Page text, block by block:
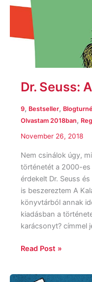
Dr. Seuss:
9, Bestseller, Blogturné
Olvastam 2018ban,
November 26, 2018
Nem csinálok úgy,
történetét a 2000-
érdekelt Dr. Seuss
is beszereztem A
könyvtárból annak
kiadásban a
karácsonyt? címmel
Read Post »
Frank